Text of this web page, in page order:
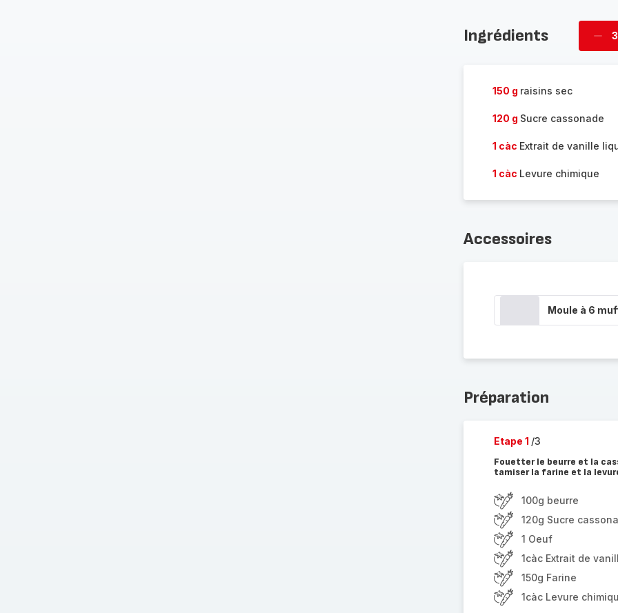
Ingrédients
150 g raisins sec
120 g Sucre cassonade
1 càc Extrait de vanille
1 càc Levure chimique
Accessoires
Moule à 6
Préparation
Etape 1 /3
Fouetter le beurre et la
tamiser la farine et la
100g beurre
120g Sucre
1 Oeuf
1càc Extrait de
150g Farine
1càc Levure